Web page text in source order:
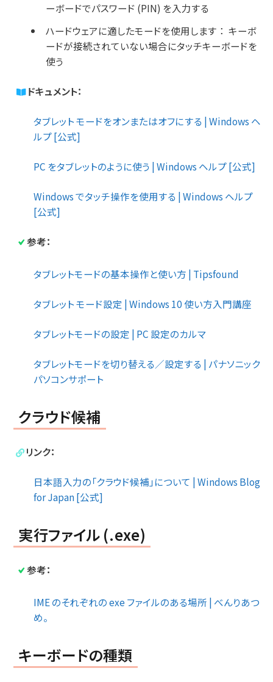
ーボードでパスワード (PIN) を入力する
ハードウェアに適したモードを使用します ： キーボ
ードが接続されていない場合にタッチキーボードを
使う
ドキュメント：
タブレット モードをオンまたはオフにする | Windows ヘ
ルプ [公式]
PC をタブレットのように使う | Windows ヘルプ [公式]
Windows でタッチ操作を使用する | Windows ヘルプ
[公式]
参考：
タブレットモードの基本操作と使い方 | Tipsfound
タブレット モード設定 | Windows 10 使い方入門講座
タブレットモードの設定 | PC 設定のカルマ
タブレットモードを切り替える／設定する | パナソニック
パソコンサポート
クラウド候補
リンク：
日本語入力の「クラウド候補」について | Windows Blog
for Japan [公式]
実行ファイル (.exe)
参考：
IME のそれぞれの exe ファイルのある場所 | べんりあつ
め。
キーボードの種類